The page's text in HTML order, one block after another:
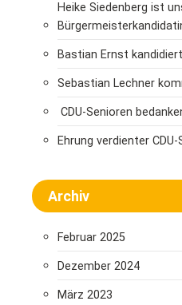
Heike Siedenberg ist
Bastian Ernst
Sebastian Lechner
CDU-Senioren
Ehrung verdienter CDU-
Archiv
Februar 2025
Dezember 2024
März 2023